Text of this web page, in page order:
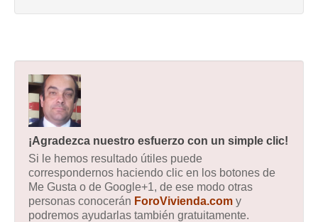
¡Agradezca nuestro esfuerzo con un simple clic!
Si le hemos resultado útiles puede
correspondernos haciendo clic en los botones de
Me Gusta o de Google+1, de ese modo otras
personas conocerán ForoVivienda.com y
podremos ayudarlas también gratuitamente.